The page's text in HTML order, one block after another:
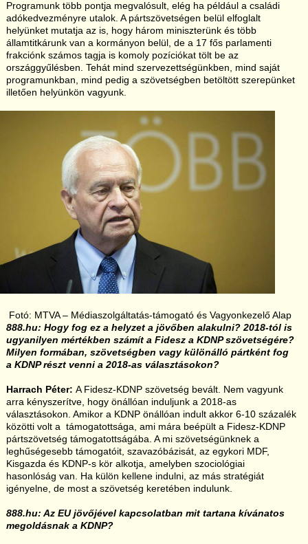
Programunk több pontja megvalósult, elég ha például a családi
adókedvezményre utalok. A pártszövetségen belül elfoglalt
helyünket mutatja az is, hogy három miniszterünk és több
államtitkárunk van a kormányon belül, de a 17 fős parlamenti
frakciónk számos tagja is komoly pozíciókat tölt be az
országgyűlésben. Tehát mind szervezettségünkben, mind saját
programunkban, mind pedig a szövetségben betöltött szerepünket
illetően helyünkön vagyunk.
Fotó: MTVA – Médiaszolgáltatás-támogató és Vagyonkezelő Alap
888.hu: Hogy fog ez a helyzet a jövőben alakulni? 2018-tól is
ugyanilyen mértékben számít a Fidesz a KDNP szövetségére?
Milyen formában, szövetségben vagy különálló pártként fog
a KDNP részt venni a 2018-as választásokon?
Harrach Péter: A Fidesz-KDNP szövetség bevált. Nem vagyunk
arra kényszerítve, hogy önállóan induljunk a 2018-as
választásokon. Amikor a KDNP önállóan indult akkor 6-10 százalék
közötti volt a támogatottsága, ami mára beépült a Fidesz-KDNP
pártszövetség támogatottságába. A mi szövetségünknek a
leghűségesebb támogatóit, szavazóbázisát, az egykori MDF,
Kisgazda és KDNP-s kör alkotja, amelyben szociológiai
hasonlóság van. Ha külön kellene indulni, az más stratégiát
igényelne, de most a szövetség keretében indulunk.
888.hu: Az EU jövőjével kapcsolatban mit tartana kívánatos
megoldásnak a KDNP?